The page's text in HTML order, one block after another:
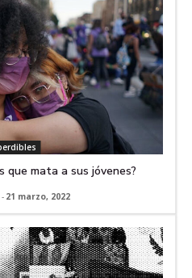
que mata a sus jóvenes?
- 21 marzo, 2022